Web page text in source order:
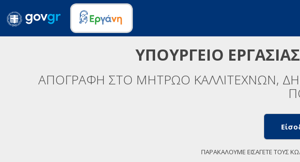
ΥΠΟΥΡΓΕΙΟ
ΑΠΟΓΡΑΦΗ ΣΤΟ ΜΗΤΡΩΟ ΚΑΛΛΙΤΕΧΝΩΝ,
ΠΑΡΑΚΑΛΟΥΜΕ ΕΙΣΑΓΕΤΕ ΤΟΥΣ